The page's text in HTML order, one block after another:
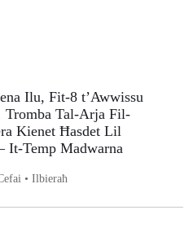
Ilu, Fit-8 t’Awwissu
Tal-Arja Fil-
Kienet Ħasdet Lil
It-Temp Madwarna
• Ilbieraħ